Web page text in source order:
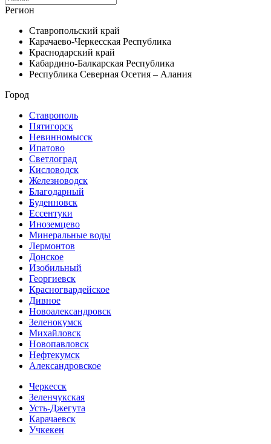
Регион
Ставропольский край
Карачаево-Черкесская Республика
Краснодарский край
Кабардино-Балкарская Республика
Республика Северная Осетия – Алания
Город
Ставрополь
Пятигорск
Невинномысск
Ипатово
Светлоград
Кисловодск
Железноводск
Благодарный
Буденновск
Ессентуки
Иноземцево
Минеральные воды
Лермонтов
Донское
Изобильный
Георгиевск
Красногвардейское
Дивное
Новоалександровск
Зеленокумск
Михайловск
Новопавловск
Нефтекумск
Александровское
Черкесск
Зеленчукская
Усть-Джегута
Карачаевск
Учкекен